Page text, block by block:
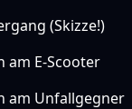
(Skizze!)
am E-Scooter
am Unfallgegner